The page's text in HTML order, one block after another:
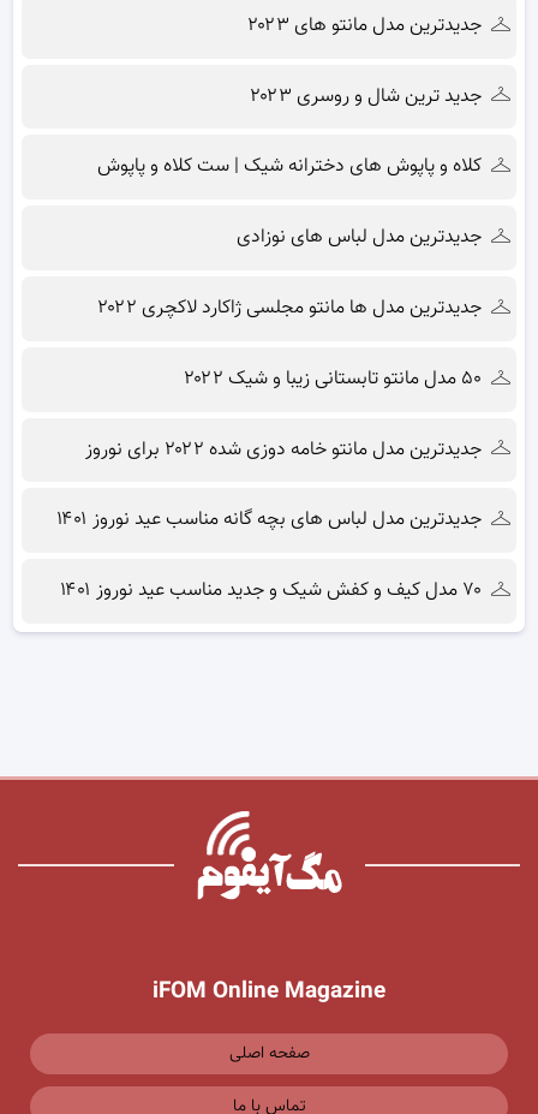
جدیدترین مدل مانتو های ۲۰۲۳
جدید ترین شال و روسری ۲۰۲۳
کلاه و پاپوش های دخترانه شیک | ست کلاه و پاپوش
جدیدترین مدل لباس های نوزادی
جدیدترین مدل ها مانتو مجلسی ژاکارد لاکچری ۲۰۲۲
۵۰ مدل مانتو تابستانی زیبا و شیک ۲۰۲۲
جدیدترین مدل مانتو خامه دوزی شده ۲۰۲۲ برای نوروز
جدیدترین مدل لباس های بچه گانه مناسب عید نوروز ۱۴۰۱
۷۰ مدل کیف و کفش شیک و جدید مناسب عید نوروز ۱۴۰۱
iFOM Online Magazine
صفحه اصلی
تماس با ما